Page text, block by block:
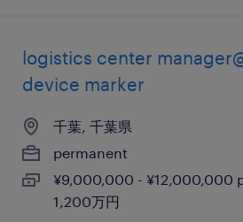
logistics center
device marker
千葉, 千葉県
permanent
¥9,000,000 - ¥12,000,000
1,200万円